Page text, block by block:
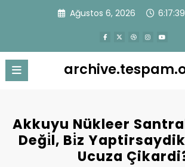
Ağustos 6, 2026
Akkuyu Nükleer
Deği̇l, Bi̇z
Ucuza